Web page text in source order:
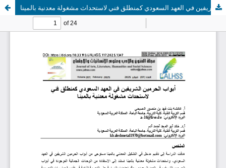
أبواب الحرمين الشريفين في العهد السعودي كمنطلق فني لاستحداث مشغولة معدنية بالمينا